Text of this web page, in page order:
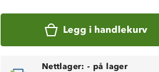
Legg i handlekurv
Nettlager: - på lager